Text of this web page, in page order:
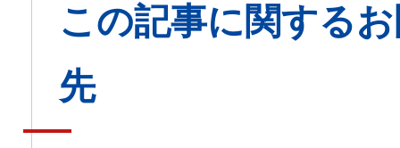
この記事に関する
先